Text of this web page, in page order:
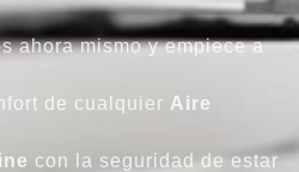
ahora mismo y empiece a
de cualquier Aire
con la seguridad de estar